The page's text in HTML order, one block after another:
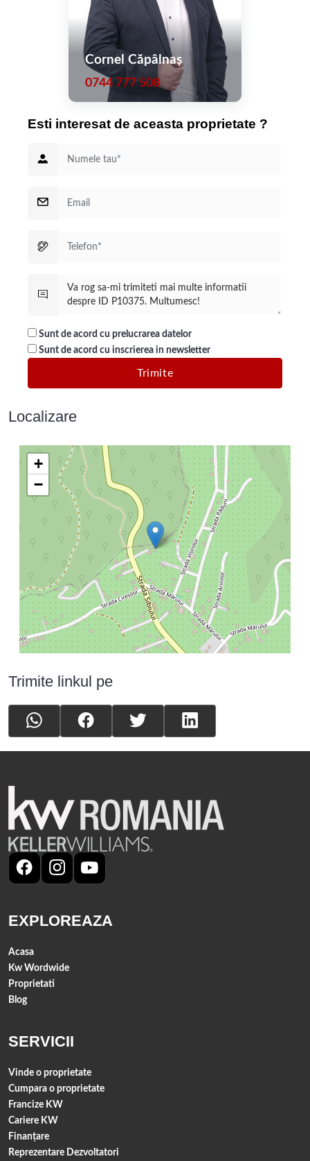
Cornel Căpâlnaș
0744 777 508
Esti interesat de aceasta proprietate ?
Sunt de acord cu prelucrarea datelor
Sunt de acord cu inscrierea in newsletter
Localizare
+
−
Trimite linkul pe
EXPLOREAZA
Acasa
Kw Wordwide
Proprietati
Blog
SERVICII
Vinde o proprietate
Cumpara o proprietate
Francize KW
Cariere KW
Finanţare
Reprezentare Dezvoltatori